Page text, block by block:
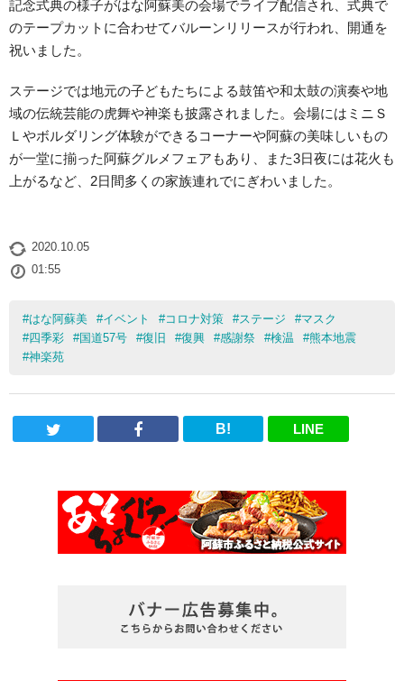
記念式典の様子がはな阿蘇美の会場でライブ配信され、式典で
のテープカットに合わせてバルーンリリースが行われ、開通を
祝いました。
ステージでは地元の子どもたちによる鼓笛や和太鼓の演奏や地
域の伝統芸能の虎舞や神楽も披露されました。会場にはミニＳ
Ｌやボルダリング体験ができるコーナーや阿蘇の美味しいもの
が一堂に揃った阿蘇グルメフェアもあり、また3日夜には花火も
上がるなど、2日間多くの家族連れでにぎわいました。
2020.10.05
01:55
#はな阿蘇美 #イベント #コロナ対策 #ステージ #マスク
#四季彩 #国道57号 #復旧 #復興 #感謝祭 #検温 #熊本地震
#神楽苑
B! LINE